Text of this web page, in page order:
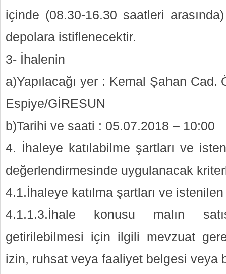
içinde (08.30-16.30 saatleri
depolara istiflenecektir.
3- İhalenin
a)Yapılacağı yer : Kemal Şahan Cad.
Espiye/GİRESUN
b)Tarihi ve saati : 05.07.2018 – 10:00
4. İhaleye katılabilme şartları ve
değerlendirmesinde uygulanacak
4.1.İhaleye katılma şartları ve
4.1.1.3.İhale konusu malın
getirilebilmesi için ilgili mevzuat
izin, ruhsat veya faaliyet belgesi veya